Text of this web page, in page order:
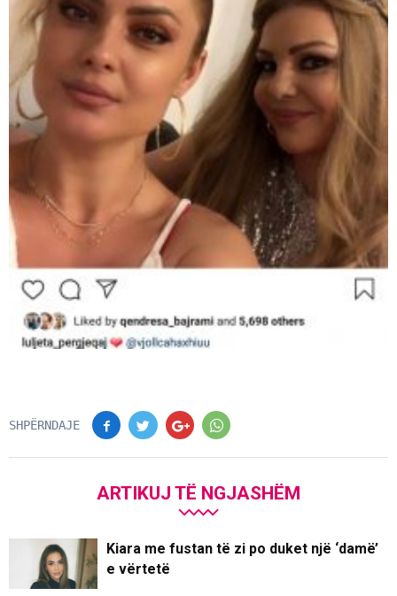
SHPËRNDAJE
ARTIKUJ TË NGJASHËM
Kiara me fustan të zi po duket një ‘damë’
e vërtetë